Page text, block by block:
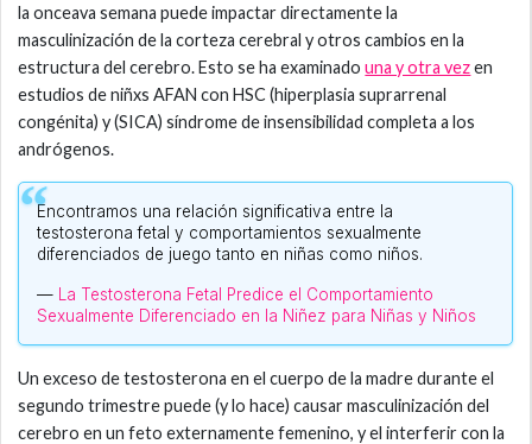
la onceava semana puede impactar directamente la
masculinización de la corteza cerebral y otros cambios en la
estructura del cerebro. Esto se ha examinadouna y otra vezen
estudios de niñxs AFAN con HSC (hiperplasia suprarrenal
congénita) y (SICA) síndrome de insensibilidad completa a los
andrógenos.
Encontramos una relación significativa entre la
testosterona fetal y comportamientos sexualmente
diferenciados de juego tanto en niñas como niños.
—
La Testosterona Fetal Predice el Comportamiento
Sexualmente Diferenciado en la Niñez para Niñas y Niños
Un exceso de testosterona en el cuerpo de la madre durante el
segundo trimestre puede (y lo hace) causar masculinización del
cerebro en un feto externamente femenino, y el interferir con la